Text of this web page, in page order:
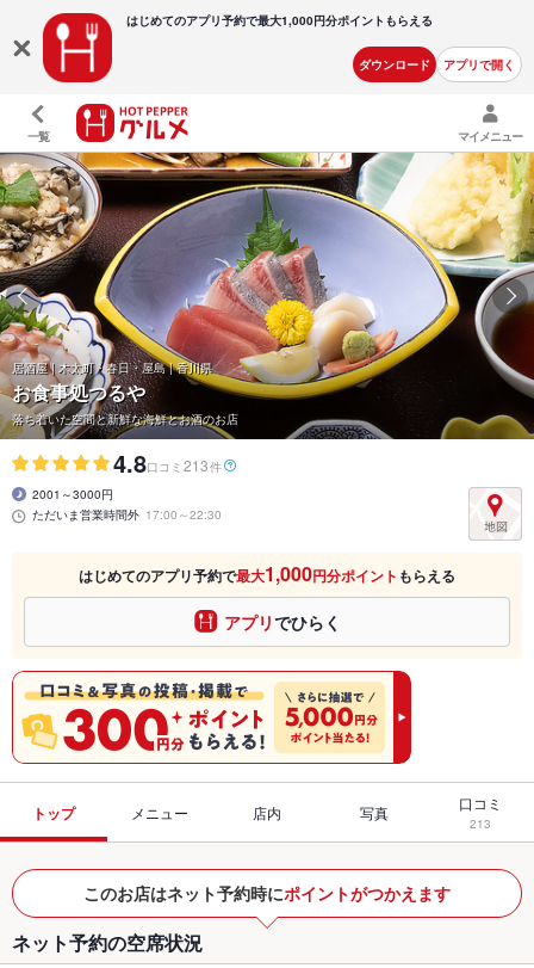
はじめてのアプリ予約で最大1,000円分ポイントもらえる
ダウンロード アプリで開く
一覧 マイメニュー
居酒屋 | 木太町・春日・屋島 | 香川県
お食事処つるや
落ち着いた空間と新鮮な海鮮とお酒のお店
4.8口コミ 213件
2001～3000円
ただいま営業時間外 17:00～22:30
はじめてのアプリ予約で最大1,000円分ポイント もらえる
アプリでひらく
トップ メニュー 店内 写真 口コミ
213
このお店はネット予約時にポイントがつかえます
ネット予約の空席状況